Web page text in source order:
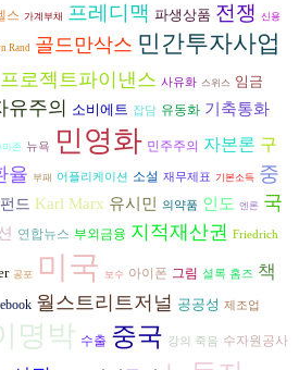
스 가계부채 프레디맥 파생상품 전쟁 신용
Rand 골드만삭스 민간투자사업
프로젝트파이낸스 사유화 스위스 임금
유주의 소비에트 잡담 유동화 기축통화
마존 뉴욕 민영화 민주주의 자본론 구
율 부패 어플리케이션 소설 재무제표 기본소득 중
펀드 Karl Marx 유시민 의약품 인도 엔론 국
연합뉴스 부외금융 지적재산권 Friedrich
공포 미국 보수 아이폰 그림 셜록 홈즈 책
월스트리트저널 공공성 제조업
명박 수출 중국 강의 죽음 수자원공사